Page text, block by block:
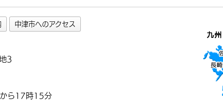
中津市へのアクセス
3
ら17時15分